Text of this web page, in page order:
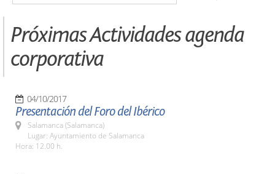
Próximas Actividades agenda
corporativa
04/10/2017
Presentación del Foro del Ibérico
Salamanca (Salamanca)
Lugar: Ayuntamiento de Salamanca
Hora: 12.00 h.